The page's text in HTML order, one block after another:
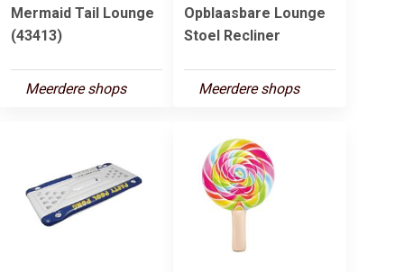
Mermaid Tail Lounge
(43413)
Meerdere shops
Opblaasbare Lounge
Stoel Recliner
Meerdere shops